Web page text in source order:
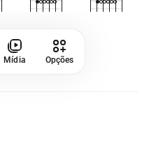
Mídia Opções